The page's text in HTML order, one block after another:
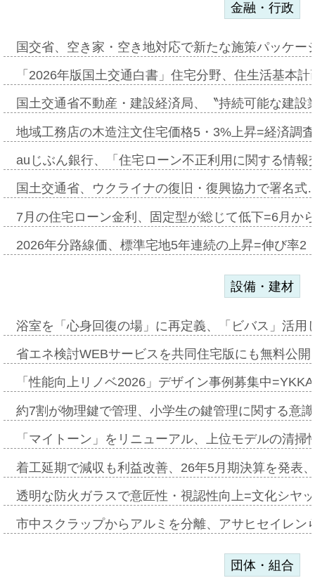
金融・行政
国交省、空き家・空き地対応で新たな施策パッケ
「2026年版国土交通白書」住宅分野、住生活基本
国土交通省不動産・建設経済局、〝持続可能な建
地域工務店の木造注文住宅価格5・3%上昇=経済調
auじぶん銀行、「住宅ローン不正利用に関する情
国土交通省、ウクライナの復旧・復興協力で署名
7月の住宅ローン金利、固定型が総じて低下=6月か
2026年分路線価、標準宅地5年連続の上昇=伸び率
設備・建材
浴室を「心身回復の場」に再定義、「ビバス」活
省エネ検討WEBサービスを共同住宅版にも無料公
「性能向上リノベ2026」デザイン事例募集中
約7割が物理鍵で管理、小学生の鍵管理に関する意
「マイトーン」をリニューアル、上位モデルの清
着工延期で減収も利益改善、26年5月期決算を発表
透明な防火ガラスで意匠性・視認性向上=文化シヤ
市中スクラップからアルミを分離、アサヒセイレ
団体・組合